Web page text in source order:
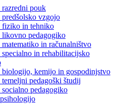
razredni pouk
predšolsko vzgojo
fiziko in tehniko
likovno pedagogiko
in računalništvo
specialno in rehabilitacijsko
biologijo, kemijo in gospodinjstvo
pedagoški študij
pedagogiko